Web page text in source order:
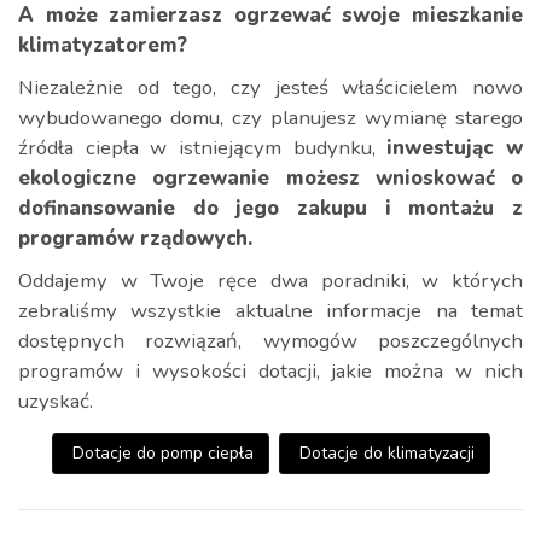
A może zamierzasz ogrzewać swoje mieszkanie
klimatyzatorem?
Niezależnie od tego, czy jesteś właścicielem nowo
wybudowanego domu, czy planujesz wymianę starego
źródła ciepła w istniejącym budynku, inwestując w
ekologiczne ogrzewanie możesz wnioskować o
dofinansowanie do jego zakupu i montażu z
programów rządowych.
Oddajemy w Twoje ręce dwa poradniki, w których
zebraliśmy wszystkie aktualne informacje na temat
dostępnych rozwiązań, wymogów poszczególnych
programów i wysokości dotacji, jakie można w nich
uzyskać.
Dotacje do pomp ciepła Dotacje do klimatyzacji